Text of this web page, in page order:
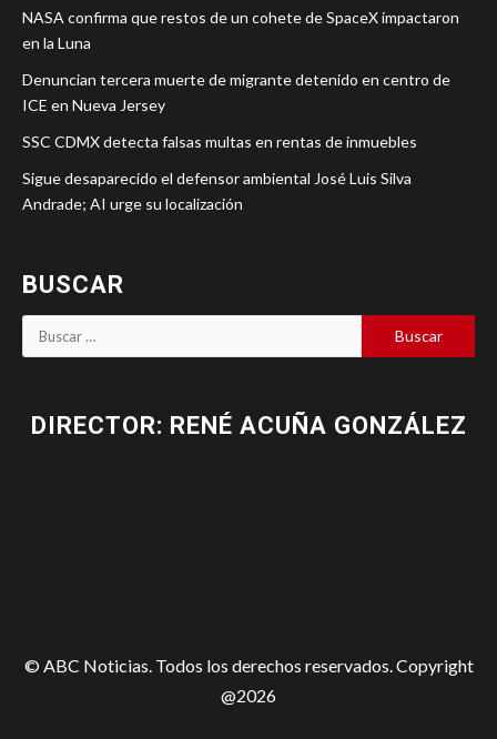
NASA confirma que restos de un cohete de SpaceX impactaron
en la Luna
Denuncian tercera muerte de migrante detenido en centro de
ICE en Nueva Jersey
SSC CDMX detecta falsas multas en rentas de inmuebles
Sigue desaparecido el defensor ambiental José Luis Silva
Andrade; AI urge su localización
BUSCAR
DIRECTOR: RENÉ ACUÑA GONZÁLEZ
© ABC Noticias. Todos los derechos reservados. Copyright
@2026